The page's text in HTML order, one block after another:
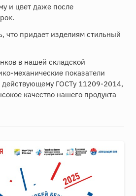
и цвет даже после
что придает изделиям стильный
в нашей складской
механические показатели
действующему ГОСТу 11209-2014,
качество нашего продукта